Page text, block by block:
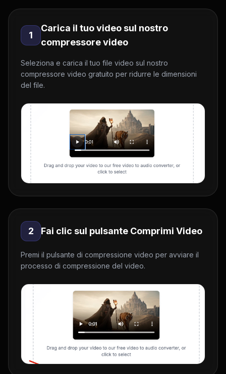
1
Carica il tuo video sul nostro
compressore video
Seleziona e carica il tuo file video sul nostro
compressore video gratuito per ridurre le dimensioni
del file.
2 Fai clic sul pulsante Comprimi Video
Premi il pulsante di compressione video per avviare il
processo di compressione del video.